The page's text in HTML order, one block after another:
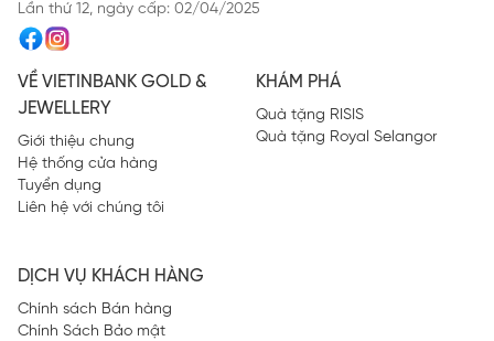
Lần thứ 12, ngày cấp: 02/04/2025
VỀ VIETINBANK GOLD &
JEWELLERY
Giới thiệu chung
Hệ thống cửa hàng
Tuyển dụng
Liên hệ với chúng tôi
KHÁM PHÁ
Quà tặng RISIS
Quà tặng Royal Selangor
DỊCH VỤ KHÁCH HÀNG
Chính sách Bán hàng
Chính Sách Bảo mật